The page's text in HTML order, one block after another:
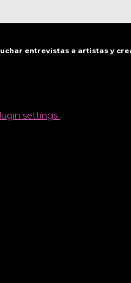
entrevistas a artistas y
settings .